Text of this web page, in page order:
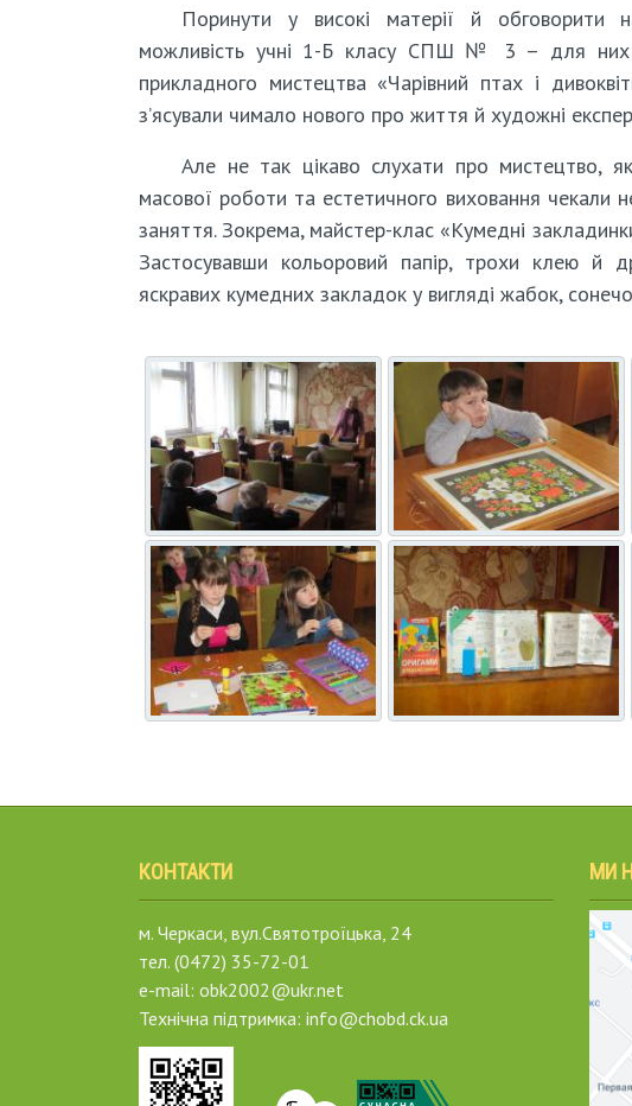
Поринути у високі матерії й обговорити
можливість учні 1-Б класу СПШ № 3 – для них
прикладного мистецтва «Чарівний птах і
з’ясували чимало нового про життя й художні
Але не так цікаво слухати про мистецтво,
масової роботи та естетичного виховання чекали
заняття. Зокрема, майстер-клас «Кумедні
Застосувавши кольоровий папір, трохи клею й
яскравих кумедних закладок у вигляді жабок,
КОНТАКТИ
м. Черкаси, вул.Святотроїцька, 24
тел. (0472) 35-72-01
e-mail: obk2002@ukr.net
Технічна підтримка: info@chobd.ck.ua
МИ